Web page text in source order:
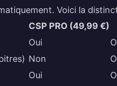
Voici la
CSP PRO (49,99 €)
Oui
Non
Oui